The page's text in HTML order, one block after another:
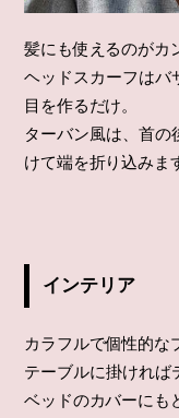
髪にも使えるのがカ
ヘッドスカーフはバ
目を作るだけ。
ターバン風は、首の
けて端を折り込みま
インテリア
カラフルで個性的な
テーブルに掛ければ
ベッドのカバーにも